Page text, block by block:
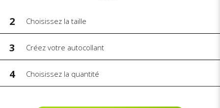
2 Choisissez la taille
3 Créez votre autocollant
4 Choisissez la quantité